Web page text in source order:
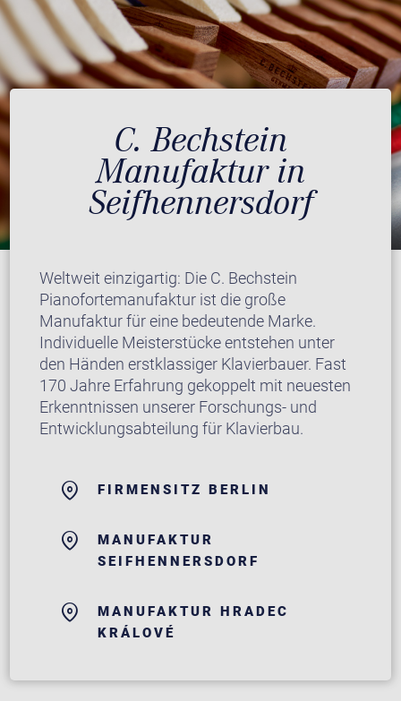
C. Bechstein
Manufaktur in
Seifhennersdorf
Weltweit einzigartig: Die C. Bechstein
Pianofortemanufaktur ist die große
Manufaktur für eine bedeutende Marke.
Individuelle Meisterstücke entstehen unter
den Händen erstklassiger Klavierbauer. Fast
170 Jahre Erfahrung gekoppelt mit neuesten
Erkenntnissen unserer Forschungs- und
Entwicklungsabteilung für Klavierbau.
FIRMENSITZ BERLIN
MANUFAKTUR
SEIFHENNERSDORF
MANUFAKTUR HRADEC
KRÁLOVÉ